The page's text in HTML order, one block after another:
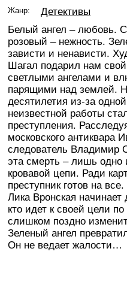
Жанр:
Детективы
Белый ангел – любовь.
розовый – нежность.
зависти и ненависти.
Шагал подарил нам
светлыми ангелами и
парящими над землей.
десятилетия из-за
неизвестной работы
преступления.
московского антиквара
следователь Владимир
эта смерть – лишь одно
кровавой цепи. Ради
преступник готов на
Лика Вронская начинает
кто идет к своей цели
слишком поздно
Зеленый ангел
Он не ведает жалости…